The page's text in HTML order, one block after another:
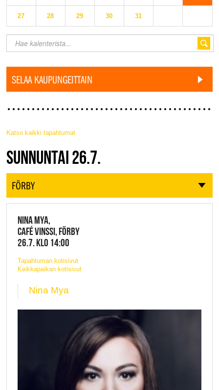
27 28 29 30 31
SELAA KAUPUNGEITTAIN
Katso kaikki tapahtumat
JAZZ FINLAND LIVE
SUNNUNTAI 26.7.
FÖRBY
NINA MYA,
CAFÉ VINSSI, FÖRBY
26.7. KLO 14:00
Tapahtuman kotisivut
Keikkapaikan kotisivut
Nina Mya